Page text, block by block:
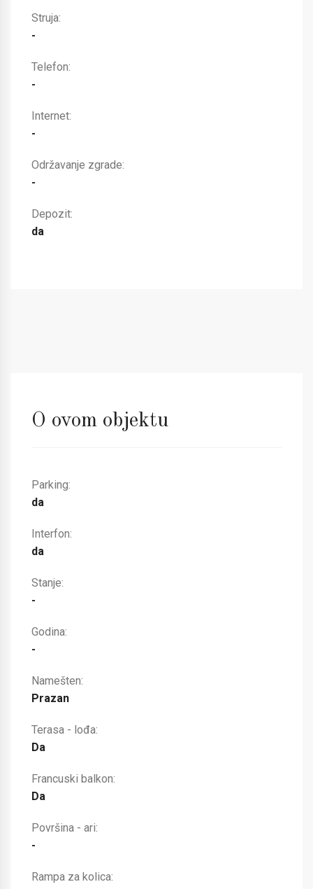
Struja:
-
Telefon:
-
Internet:
-
Održavanje zgrade:
-
Depozit:
da
O ovom objektu
Parking:
da
Interfon:
da
Stanje:
-
Godina:
-
Namešten:
Prazan
Terasa - lođa:
Da
Francuski balkon:
Da
Površina - ari:
-
Rampa za kolica: